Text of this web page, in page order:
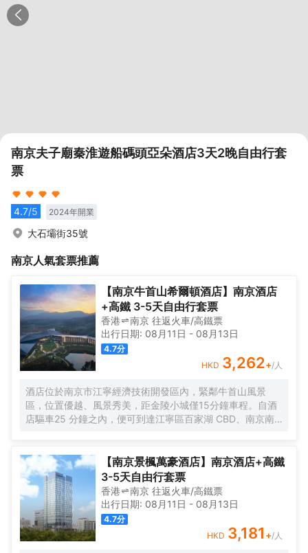
南京夫子廟秦淮遊船碼頭亞朵酒店3天2晚自由行套
票
4.7/5 2024年開業
大石壩街35號
南京人氣套票推薦
【南京牛首山希爾頓酒店】南京酒店
+高鐵 3-5天自由行套票
香港 南京 往返火車/高鐵票
出行日期: 08月11日 - 08月13日
4.7分
HKD 3,262+/人
酒店位於南京市江寧經濟技術開發區內，緊鄰牛首山風景
區，位置優越、風景秀美，距金陵小城僅15分鐘車程。自酒
店驅車25 分鐘之內，便可到達江寧區百家湖 CBD、南京南
計依託於牛首山自然景觀，強調典雅東方美學的同時融入現
代環保概念，以輕盈空靈的設計為賓客打造純粹自然的出行
享受。酒店設有各類品味雅緻的客房，另有可供冥想的空
間。酒店配套設施不僅囊括了大堂吧、中餐廳、全日制餐
廳，以及提供清新自然菜餚的素食餐廳，更有全天候健身中
心、400平方米的兒童樂園、室內恒温泳池、兒童泳池及高
温衝浪池等，助力家庭賓客盡享親子時光。1,350平方米無柱
【南京景楓萬豪酒店】南京酒店+高鐵
3-5天自由行套票
香港 南京 往返火車/高鐵票
出行日期: 08月11日 - 08月13日
4.7分
HKD 3,181 +/人